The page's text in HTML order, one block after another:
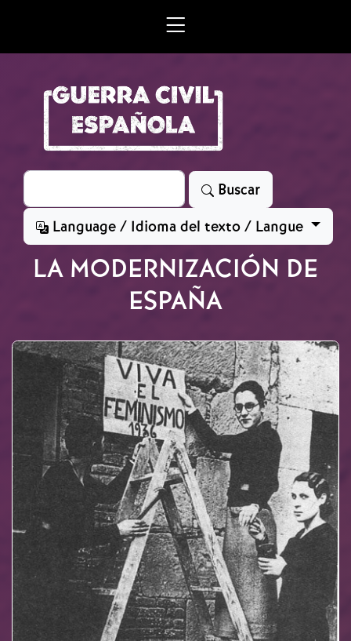
Search
Buscar
Language / Idioma del texto / Langue
LA MODERNIZACIÓN DE
ESPAÑA